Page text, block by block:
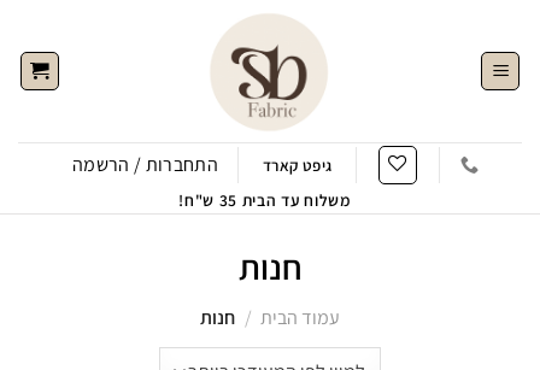
content
גיפט קארד התחברות / הרשמה
משלוח עד הבית 35 ש"ח!
חנות
עמוד הבית / חנות